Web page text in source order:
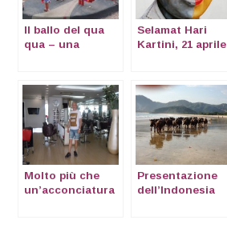
Il ballo del qua
qua – una
Selamat Hari
Kartini, 21 aprile
Molto più che
un’acconciatura
Presentazione
dell’Indonesia